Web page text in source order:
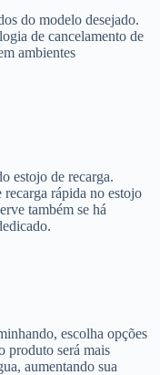
do modelo desejado.
de cancelamento de
ambientes
estojo de recarga.
rápida no estojo
também se há
escolha opções
produto será mais
aumentando sua